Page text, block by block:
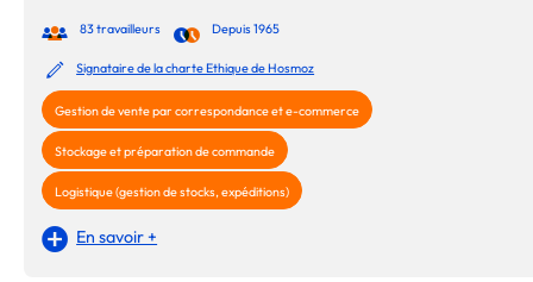
83 travailleurs Depuis 1965
Signataire de la charte Ethique de Hosmoz
Gestion de vente par correspondance et e-commerce
Stockage et préparation de commande
Logistique (gestion de stocks, expéditions)
En savoir +